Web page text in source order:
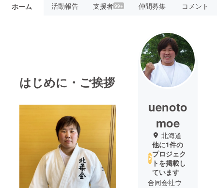
ホーム 活動報告 支援者99+ 仲間募集 コメント
はじめに・ご挨拶
uenoto
moe
北海道
他に1件の
プロジェク
トを掲載し
ています
合同会社ウ